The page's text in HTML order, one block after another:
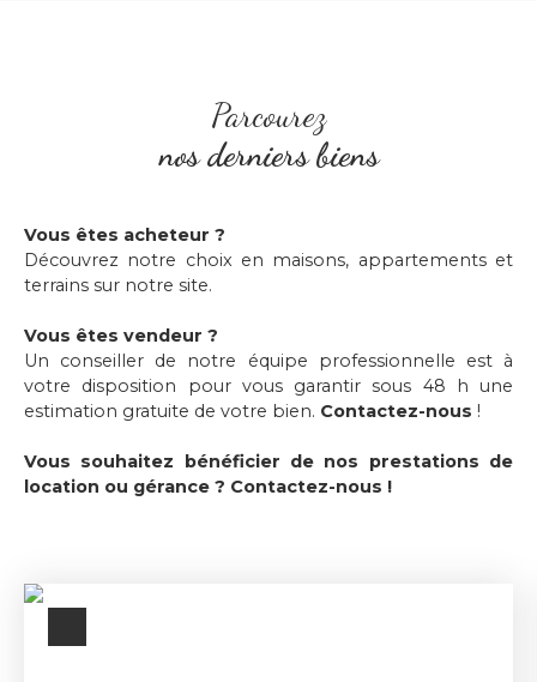
Parcourez
nos derniers biens
Vous êtes acheteur ?
Découvrez notre choix en maisons, appartements et
terrains sur notre site.
Vous êtes vendeur ?
Un conseiller de notre équipe professionnelle est à
votre disposition pour vous garantir sous 48 h une
estimation gratuite de votre bien. Contactez-nous !
Vous souhaitez bénéficier de nos prestations de
location ou gérance ? Contactez-nous !